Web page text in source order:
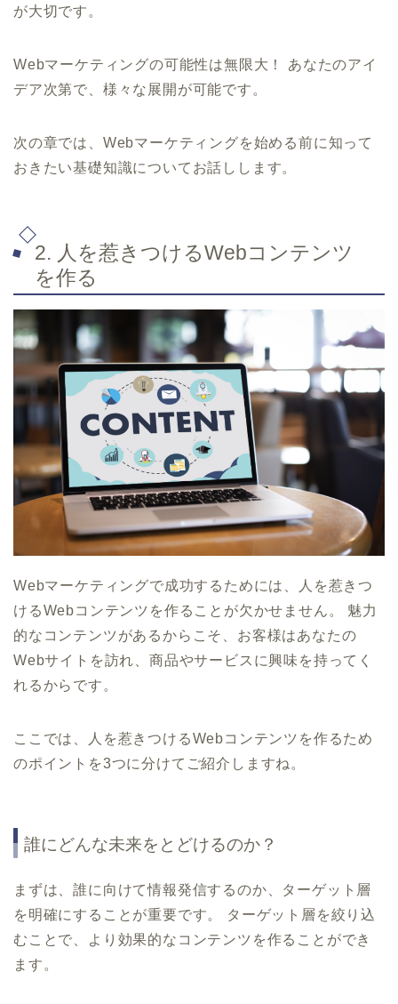
が大切です。
Webマーケティングの可能性は無限大！ あなたのアイ
デア次第で、様々な展開が可能です。
次の章では、Webマーケティングを始める前に知って
おきたい基礎知識についてお話しします。
2. 人を惹きつけるWebコンテンツ
を作る
Webマーケティングで成功するためには、人を惹きつ
けるWebコンテンツを作ることが欠かせません。 魅力
的なコンテンツがあるからこそ、お客様はあなたの
Webサイトを訪れ、商品やサービスに興味を持ってく
れるからです。
ここでは、人を惹きつけるWebコンテンツを作るため
のポイントを3つに分けてご紹介しますね。
誰にどんな未来をとどけるのか？
まずは、誰に向けて情報発信するのか、ターゲット層
を明確にすることが重要です。 ターゲット層を絞り込
むことで、より効果的なコンテンツを作ることができ
ます。